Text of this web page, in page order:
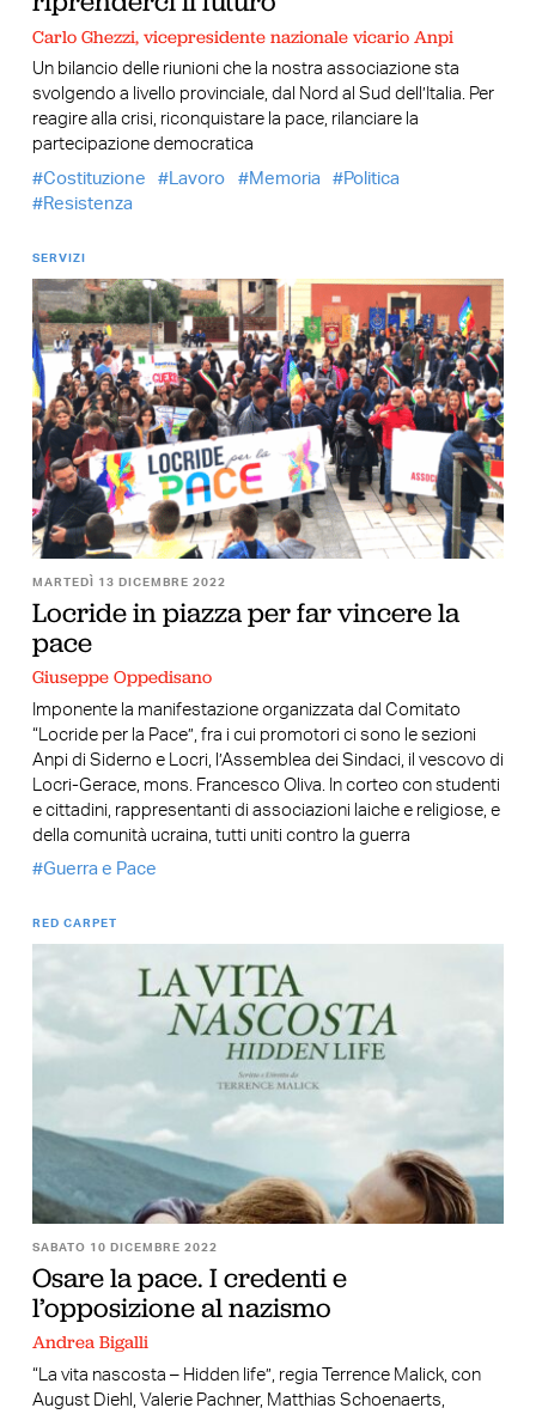
Carlo Ghezzi, vicepresidente nazionale vicario Anpi
Un bilancio delle riunioni che la nostra associazione sta
svolgendo a livello provinciale, dal Nord al Sud dell’Italia. Per
reagire alla crisi, riconquistare la pace, rilanciare la
partecipazione democratica
Costituzione
Lavoro Memoria
Politica
Resistenza
SERVIZI
MARTEDÌ 13 DICEMBRE 2022
Locride in piazza per far vincere la
pace
Giuseppe Oppedisano
Imponente la manifestazione organizzata dal Comitato
“Locride per la Pace”, fra i cui promotori ci sono le sezioni
Anpi di Siderno e Locri, l’Assemblea dei Sindaci, il vescovo di
Locri-Gerace, mons. Francesco Oliva. In corteo con studenti
e cittadini, rappresentanti di associazioni laiche e religiose, e
della comunità ucraina, tutti uniti contro la guerra
Guerra e Pace
RED CARPET
SABATO 10 DICEMBRE 2022
Osare la pace. I credenti e
l’opposizione al nazismo
Andrea Bigalli
“La vita nascosta – Hidden life”, regia Terrence Malick, con
August Diehl, Valerie Pachner, Matthias Schoenaerts,